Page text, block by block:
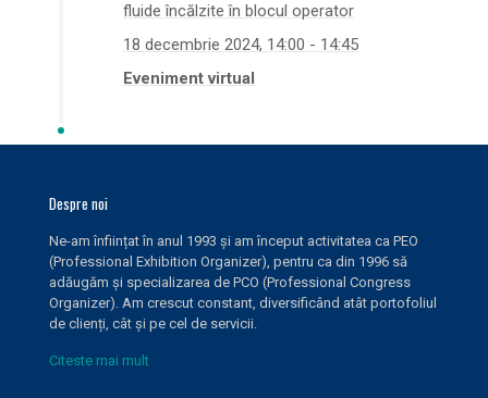
fluide încălzite în blocul operator
18 decembrie 2024, 14:00 - 14:45
Eveniment virtual
Despre noi
Ne-am înființat în anul 1993 și am început activitatea ca PEO
(Professional Exhibition Organizer), pentru ca din 1996 să
adăugăm și specializarea de PCO (Professional Congress
Organizer). Am crescut constant, diversificând atât portofoliul
de clienți, cât și pe cel de servicii.
Citeste mai mult